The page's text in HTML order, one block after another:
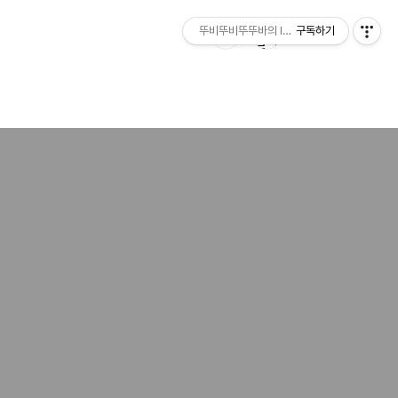
뚜비뚜비뚜뚜바의 IT 리뷰구독하기